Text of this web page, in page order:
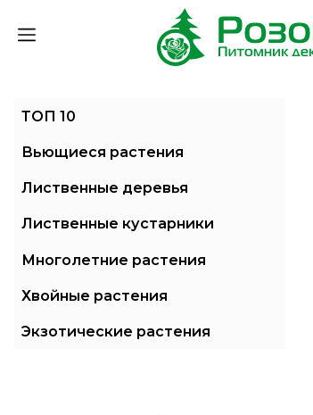
ТОП 10
Вьющиеся растения
Лиственные деревья
Лиственные кустарники
Многолетние растения
Хвойные растения
Экзотические растения